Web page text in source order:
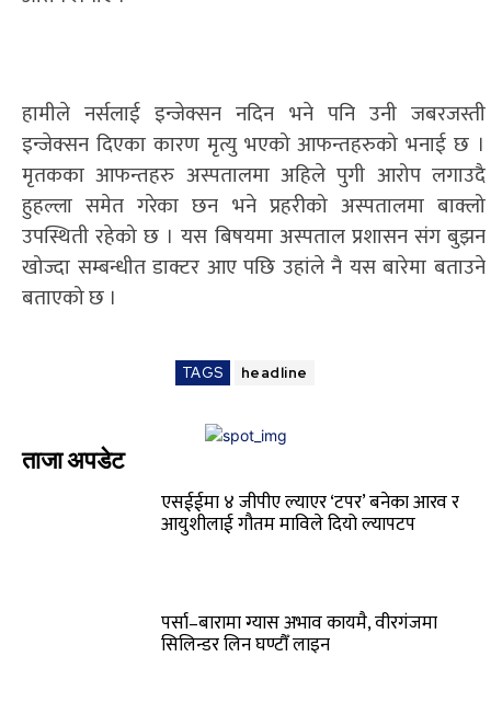
हामीले नर्सलाई इन्जेक्सन नदिन भने पनि उनी जबरजस्ती
इन्जेक्सन दिएका कारण मृत्यु भएको आफन्तहरुको भनाई छ ।
मृतकका आफन्तहरु अस्पतालमा अहिले पुगी आरोप लगाउदै
हुहल्ला समेत गरेका छन भने प्रहरीको अस्पतालमा बाक्लो
उपस्थिती रहेको छ । यस बिषयमा अस्पताल प्रशासन संग बुझन
खोज्दा सम्बन्धीत डाक्टर आए पछि उहांले नै यस बारेमा बताउने
बताएको छ ।
TAGS headline
ताजा अपडेट
एसईईमा ४ जीपीए ल्याएर ‘टपर’ बनेका आरव र
आयुशीलाई गौतम माविले दियो ल्यापटप
पर्सा–बारामा ग्यास अभाव कायमै, वीरगंजमा
सिलिन्डर लिन घण्टौँ लाइन